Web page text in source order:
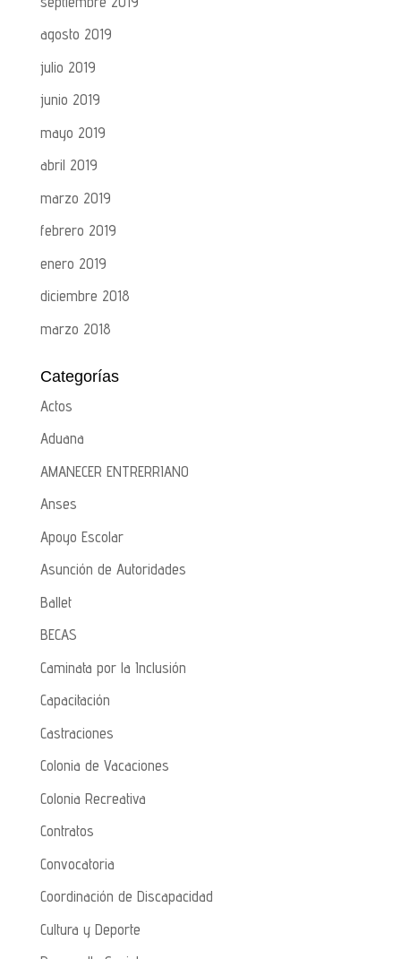
agosto 2019
julio 2019
junio 2019
mayo 2019
abril 2019
marzo 2019
febrero 2019
enero 2019
diciembre 2018
marzo 2018
Categorías
Actos
Aduana
AMANECER ENTRERRIANO
Anses
Apoyo Escolar
Asunción de Autoridades
Ballet
BECAS
Caminata por la Inclusión
Capacitación
Castraciones
Colonia de Vacaciones
Colonia Recreativa
Contratos
Convocatoria
Coordinación de Discapacidad
Cultura y Deporte